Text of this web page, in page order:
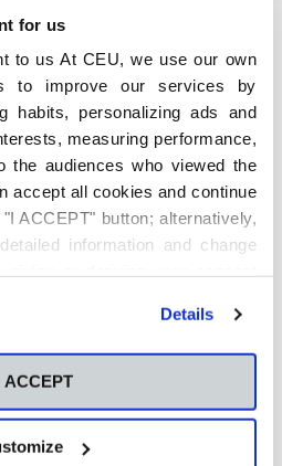
for us
to us At CEU, we use our own
to improve our services by
habits, personalizing ads and
measuring performance,
the audiences who viewed the
accept all cookies and continue
ACCEPT" button; alternatively,
information and change
Details
ACCEPT
Filgueira Arias
Cómo aplicarlo en